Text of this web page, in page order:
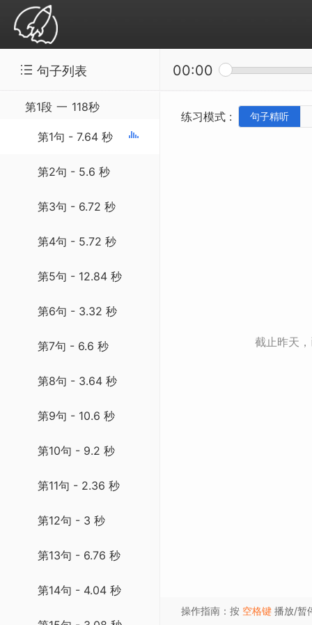
精听听写：SSS-20140927 Crustal
句子列表 00:00
第1段 一 118秒
第1句 - 7.64 秒
第2句 - 5.6 秒
第3句 - 6.72 秒
第4句 - 5.72 秒
第5句 - 12.84 秒
第6句 - 3.32 秒
第7句 - 6.6 秒
第8句 - 3.64 秒
第9句 - 10.6 秒
第10句 - 9.2 秒
第11句 - 2.36 秒
第12句 - 3 秒
第13句 - 6.76 秒
第14句 - 4.04 秒
练习模式 : 句子精听
截止昨天
操作指南：按 空格键 播放/暂